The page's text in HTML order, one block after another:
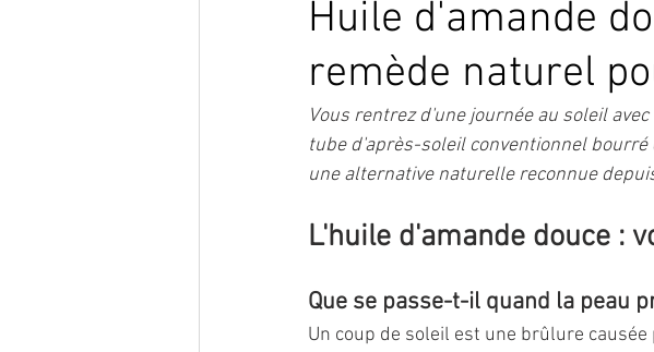
Huile d'amande
remède naturel
Vous rentrez d'une journée au soleil
tube d'après-soleil conventionnel
une alternative naturelle reconnue
L'huile d'amande douce :
Que se passe-t-il quand la peau
Un coup de soleil est une brûlure